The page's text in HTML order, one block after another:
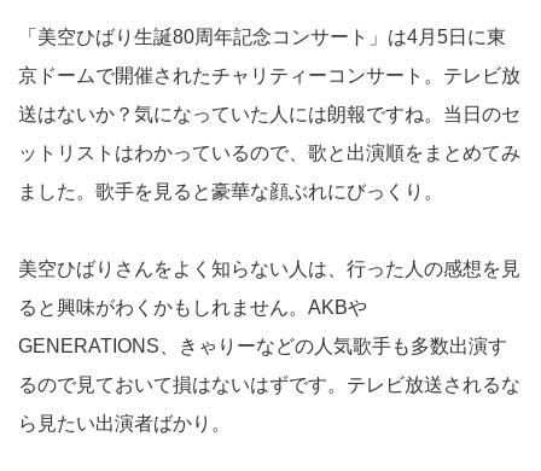
「美空ひばり生誕80周年記念コンサート」は4月5日に東
京ドームで開催されたチャリティーコンサート。テレビ放
送はないか？気になっていた人には朗報ですね。当日のセ
ットリストはわかっているので、歌と出演順をまとめてみ
ました。歌手を見ると豪華な顔ぶれにびっくり。
美空ひばりさんをよく知らない人は、行った人の感想を見
ると興味がわくかもしれません。AKBや
GENERATIONS、きゃりーなどの人気歌手も多数出演す
るので見ておいて損はないはずです。テレビ放送されるな
ら見たい出演者ばかり。